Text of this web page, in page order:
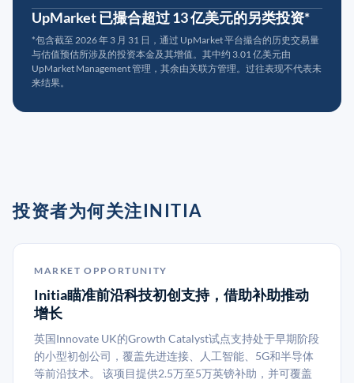
UpMarket 已撮合超过 13 亿美元的另类投资*
*包含截至 2026 年 3 月 31 日，通过 UpMarket 平台撮合的历史交易量
与估值预估所涉及的投资本金及其增值。其中约 3.01 亿美元由
UpMarket Management 管理，其余由关联方管理。过往表现不代表未
来结果。
投资者为何关注INITIA
MARKET OPPORTUNITY
Initia瞄准前沿科技初创支持，借助补助推动
增长
英国Innovate UK的Growth Catalyst试点支持处于早期阶段
的小型初创公司，覆盖先进连接、人工智能、5G和半导体
等前沿技术。 该项目提供2.5万至5万英镑补助，并可覆盖